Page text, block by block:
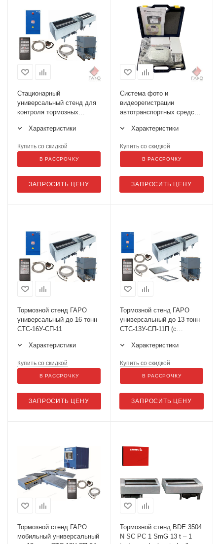
Стационарный
универсальный стенд для
контроля тормозных
Характеристики
ЗАПРОСИТЬ ЦЕНУ
Купить со скидкой
В РАССРОЧКУ
Система фото и
видеорегистрации
автотранспортных средств
камеры)
Характеристики
ЗАПРОСИТЬ ЦЕНУ
Купить со скидкой
В РАССРОЧКУ
Тормозной стенд ГАРО
универсальный до 16 тонн
СТС-16У-СП-11
Характеристики
ЗАПРОСИТЬ ЦЕНУ
Купить со скидкой
В РАССРОЧКУ
Тормозной стенд ГАРО
универсальный до 13 тонн
СТС-13У-СП-11П (с
Характеристики
ЗАПРОСИТЬ ЦЕНУ
Купить со скидкой
В РАССРОЧКУ
Тормозной стенд ГАРО
мобильный универсальный
Тормозной стенд BDE 3504
N SC PC 1 SmG 13 t – 1